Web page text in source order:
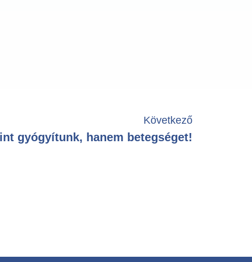
Következő
gyógyítunk, hanem betegséget!